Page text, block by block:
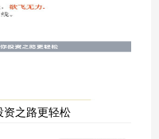
之路更轻松